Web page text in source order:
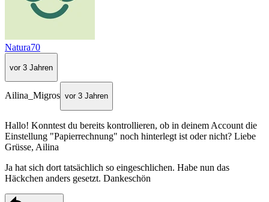
Natura70
vor 3 Jahren
Ailina_Migros vor 3 Jahren
Hallo! Konntest du bereits kontrollieren, ob in deinem Account die
Einstellung "Papierrechnung" noch hinterlegt ist oder nicht? Liebe
Grüsse, Ailina
Ja hat sich dort tatsächlich so eingeschlichen. Habe nun das
Häckchen anders gesetzt. Dankeschön